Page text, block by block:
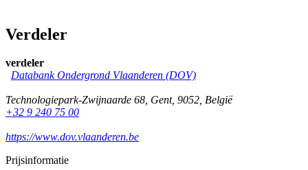
Verdeler
verdeler
Databank Ondergrond Vlaanderen (DOV)
Technologiepark-Zwijnaarde 68, Gent, 9052, België
+32 9 240 75 00
https://www.dov.vlaanderen.be
Prijsinformatie